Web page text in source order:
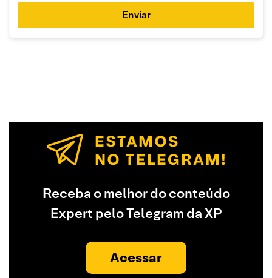
Enviar
Receba o melhor do conteúdo
Expert pelo Telegram da XP
Acessar